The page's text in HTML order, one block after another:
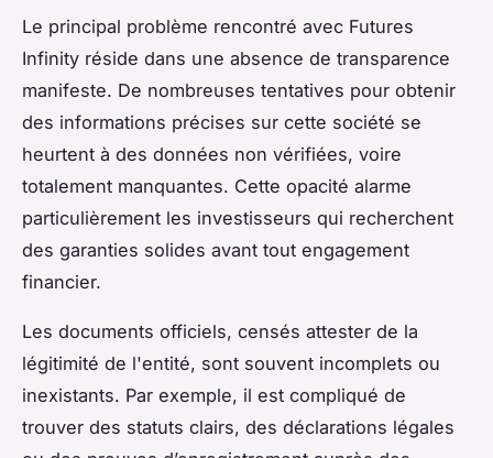
Le principal problème rencontré avec Futures
Infinity réside dans une absence de transparence
manifeste. De nombreuses tentatives pour obtenir
des informations précises sur cette société se
heurtent à des données non vérifiées, voire
totalement manquantes. Cette opacité alarme
particulièrement les investisseurs qui recherchent
des garanties solides avant tout engagement
financier.
Les documents officiels, censés attester de la
légitimité de l'entité, sont souvent incomplets ou
inexistants. Par exemple, il est compliqué de
trouver des statuts clairs, des déclarations légales